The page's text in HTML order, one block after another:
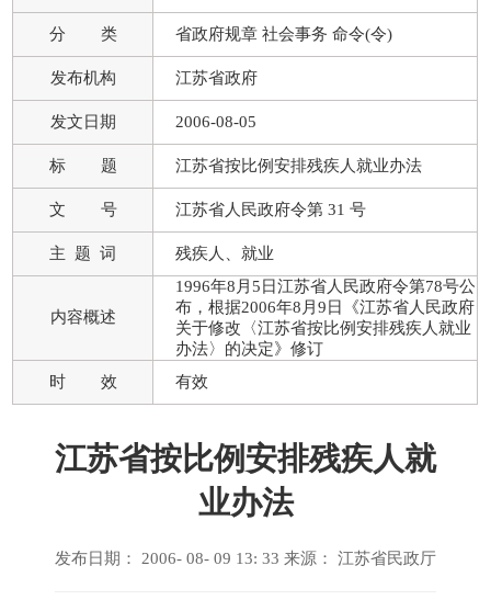
分 类 省政府规章 社会事务 命令(令)
发布机构 江苏省政府
发文日期 2006-08-05
标 题 江苏省按比例安排残疾人就业办法
文 号 江苏省人民政府令第 31 号
主 题 词 残疾人、就业
内容概述
1996年8月5日江苏省人民政府令第78号公
布，根据2006年8月9日《江苏省人民政府
关于修改〈江苏省按比例安排残疾人就业
办法〉的决定》修订
时 效
有效
江苏省按比例安排残疾人就
业办法
发布日期： 2006- 08- 09 13: 33 来源： 江苏省民政厅